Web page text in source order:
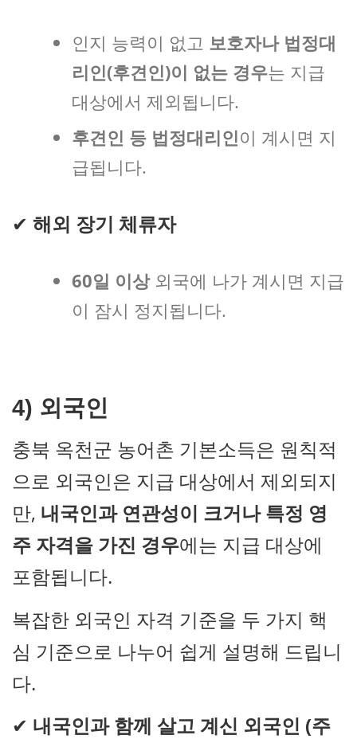
인지 능력이 없고 보호자나 법정대
리인(후견인)이 없는 경우는 지급
대상에서 제외됩니다.
후견인 등 법정대리인이 계시면 지
급됩니다.
✔ 해외 장기 체류자
60일 이상외국에 나가 계시면 지급
이 잠시 정지됩니다.
4) 외국인
충북 옥천군 농어촌 기본소득은 원칙적
으로 외국인은 지급 대상에서 제외되지
만, 내국인과 연관성이 크거나 특정 영
주 자격을 가진 경우에는 지급 대상에
포함됩니다.
복잡한 외국인 자격 기준을 두 가지 핵
심 기준으로 나누어 쉽게 설명해 드립니
다.
✔ 내국인과 함께 살고 계신 외국인 (주